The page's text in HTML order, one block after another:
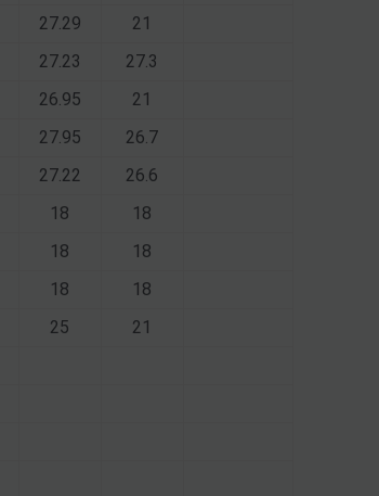
27.29
21
27.23
27.3
26.95
21
27.95
26.7
27.22
26.6
18
18
18
18
18
18
25
21